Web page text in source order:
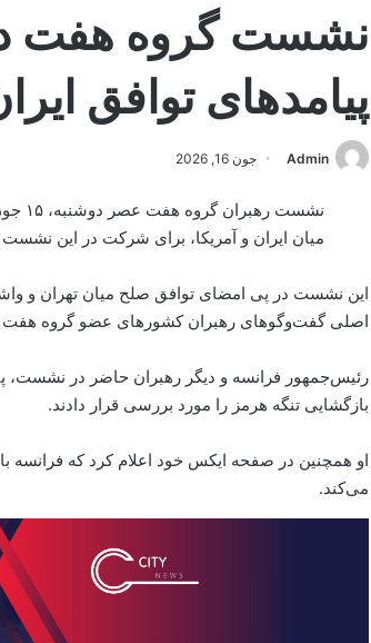
نشست گروه هفت
پیامدهای توافق
Admin جون 16, 2026
میان ایران و آمریکا، برای شرکت در این
این نشست در پی امضای توافق صلح میان تهران و
اصلی گفت‌وگوهای رهبران کشورهای عضو گروه هفت
رئیس‌جمهور فرانسه و دیگر رهبران حاضر در نشست،
بازگشایی تنگه هرمز را مورد بررسی قرار دادند.
او همچنین در صفحه ایکس خود اعلام کرد که فرانسه
می‌کند.